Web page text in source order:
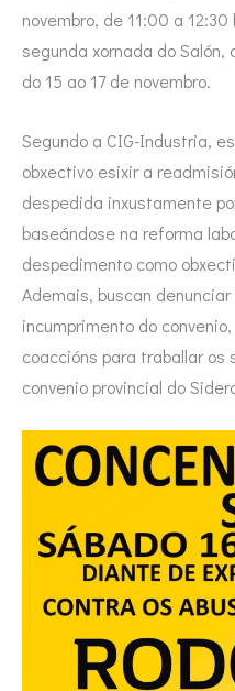
novembro, de 11:00 a
segunda xornada do
do 15 ao 17 de novembro.
Segundo a CIG-Industria,
obxectivo esixir a
despedida inxustamente
baseándose na reforma
despedimento como
Ademais, buscan
incumprimento do
coaccións para traballar os
convenio provincial do